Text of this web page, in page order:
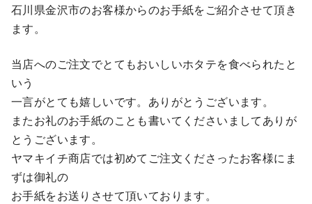
石川県金沢市のお客様からのお手紙をご紹介させて頂き
ます。
当店へのご注文でとてもおいしいホタテを食べられたと
いう
一言がとても嬉しいです。ありがとうございます。
またお礼のお手紙のことも書いてくださいましてありが
とうございます。
ヤマキイチ商店では初めてご注文くださったお客様にま
ずは御礼の
お手紙をお送りさせて頂いております。